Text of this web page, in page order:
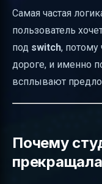
Самая частая
пользователь
под switch, потому
дороге, и именно
всплывают
Почему